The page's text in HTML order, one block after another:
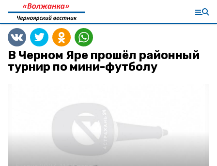
В Черном Яре прошёл районный
турнир по мини-футболу